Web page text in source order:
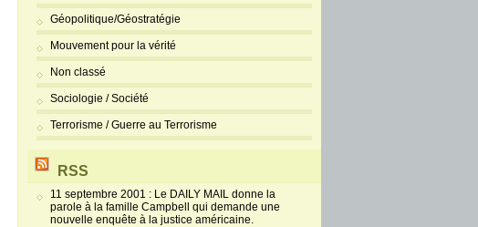
Géopolitique/Géostratégie
Mouvement pour la vérité
Non classé
Sociologie / Société
Terrorisme / Guerre au Terrorisme
RSS
11 septembre 2001 : Le DAILY MAIL donne la
parole à la famille Campbell qui demande une
nouvelle enquête à la justice américaine.